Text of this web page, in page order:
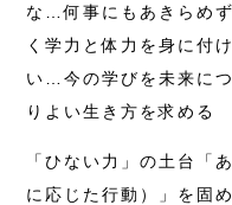
な…何事にもあきらめ
く学力と体力を身に付
い…今の学びを未来に
りよい生き方を求める
「ひない力」の土台「
に応じた行動）」を固め